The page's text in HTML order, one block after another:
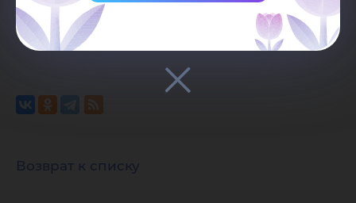
должна быть видимой и прямой.
Возврат к списку